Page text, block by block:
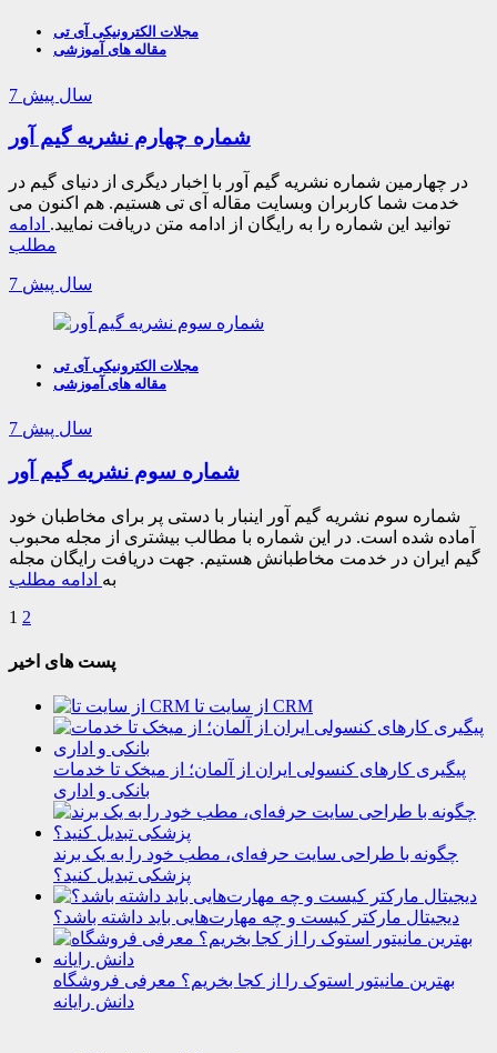
مجلات الکترونیکی آی تی
مقاله های آموزشی
7 سال پیش
شماره چهارم نشریه گیم آور
در چهارمین شماره نشریه گیم آور با اخبار دیگری از دنیای گیم در
خدمت شما کاربران وبسایت مقاله آی تی هستیم. هم اکنون می
توانید این شماره را به رایگان از ادامه متن دریافت نمایید. ادامه
مطلب
7 سال پیش
مجلات الکترونیکی آی تی
مقاله های آموزشی
7 سال پیش
شماره سوم نشریه گیم آور
شماره سوم نشریه گیم آور اینبار با دستی پر برای مخاطبان خود
آماده شده است. در این شماره با مطالب بیشتری از مجله محبوب
گیم ایران در خدمت مخاطبانش هستیم. جهت دریافت رایگان مجله
به ادامه مطلب
1 2
پست های اخیر
از سایت تا CRM
پیگیری کارهای کنسولی ایران از آلمان؛ از میخک تا خدمات
بانکی و اداری
چگونه با طراحی سایت حرفه‌ای، مطب خود را به یک برند
پزشکی تبدیل کنید؟
دیجیتال مارکتر کیست و چه مهارت‌هایی باید داشته باشد؟
بهترین مانیتور استوک را از کجا بخریم؟ معرفی فروشگاه
دانش رایانه